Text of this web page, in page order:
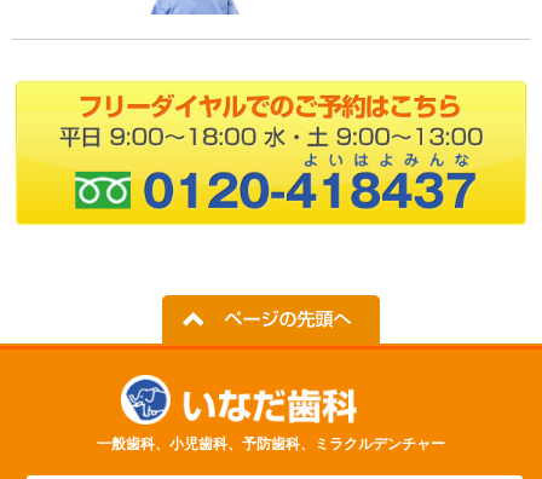
一般歯科、小児歯科、予防歯科、ミラクルデンチャー